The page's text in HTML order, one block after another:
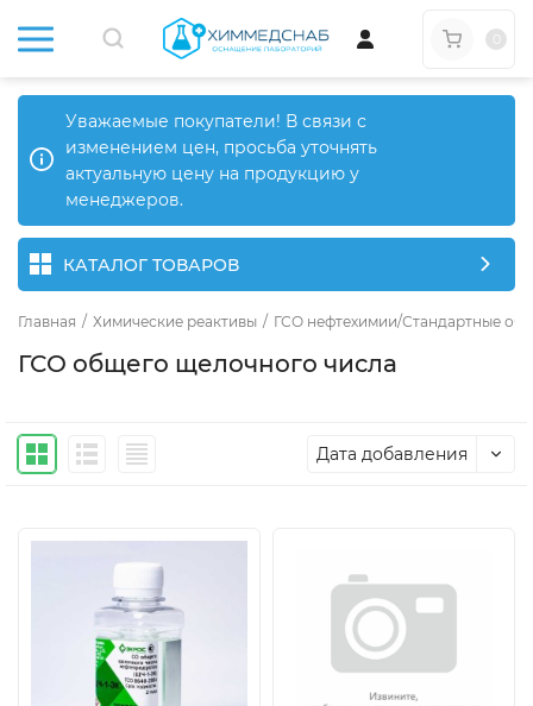
Уважаемые покупатели! В связи с
изменением цен, просьба уточнять
актуальную цену на продукцию у
менеджеров.
КАТАЛОГ ТОВАРОВ
Главная / Химические реактивы / ГСО нефтехимии/Стандартные
ГСО общего щелочного числа
Дата добавления